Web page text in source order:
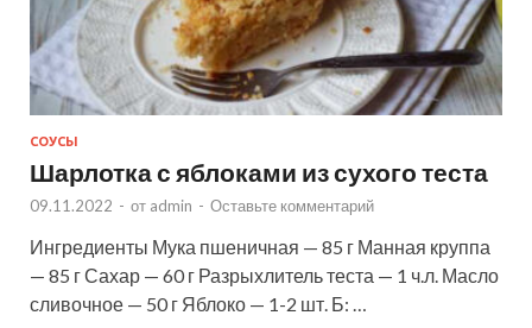
СОУСЫ
Шарлотка с яблоками из сухого теста
09.11.2022 - от admin - Оставьте комментарий
Ингредиенты Мука пшеничная — 85 г Манная круппа
— 85 г Сахар — 60 г Разрыхлитель теста — 1 ч.л. Масло
сливочное — 50 г Яблоко — 1-2 шт. Б: …